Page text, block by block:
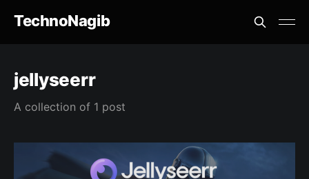
TechnoNagib
jellyseerr
A collection of 1 post